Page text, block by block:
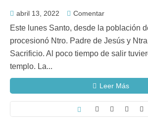
abril 13, 2022 Comentar
Este lunes Santo, desde la población
procesionó Ntro. Padre de Jesús y
Sacrificio. Al poco tiempo de salir
templo. La...
Leer Más